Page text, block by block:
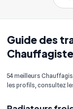
Guide des
54 meilleurs
les profils, consultez